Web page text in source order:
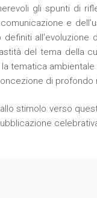
gli spunti di
e
definiti all’evoluzione
del tema della
la tematica
di profondo
stimolo verso